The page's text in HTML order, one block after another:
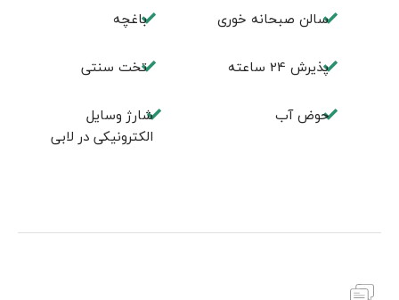
سالن صبحانه خوری باغچه
پذيرش 24 ساعته تخت سنتی
حوض آب
شارژ وسایل
الکترونیکی در لابی